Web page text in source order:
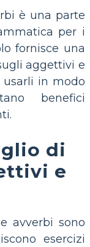
è una parte
per i
fornisce una
aggettivi e
usarli in modo
benefici
di
e
avverbi sono
esercizi